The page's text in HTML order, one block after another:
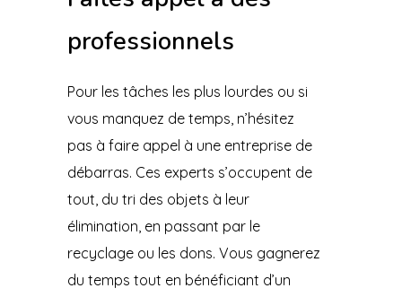
professionnels
Pour les tâches les plus lourdes ou si
vous manquez de temps, n’hésitez
pas à faire appel à une entreprise de
débarras. Ces experts s’occupent de
tout, du tri des objets à leur
élimination, en passant par le
recyclage ou les dons. Vous gagnerez
du temps tout en bénéficiant d’un